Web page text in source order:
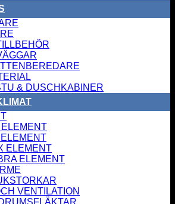
& DUSCHKABINER
ELEMENT
ELEMENT
ELEMENT
ELEMENT
VENTILATION